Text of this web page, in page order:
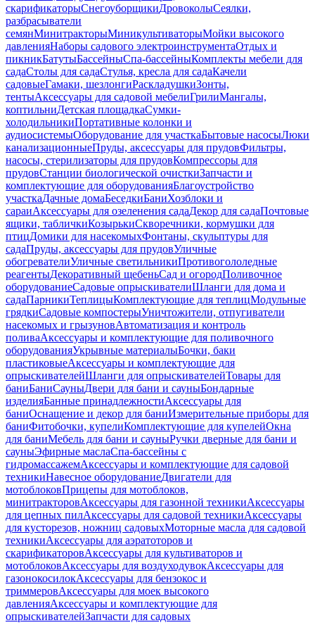
скарификаторыСнегоуборщикиДровоколыСеялки,
разбрасыватели
семянМинитракторыМиникультиваторыМойки высокого
давленияНаборы садового электроинструментаОтдых и
пикникБатутыБассейныСпа-бассейныКомплекты мебели для
садаСтолы для садаСтулья, кресла для садаКачели
садовыеГамаки, шезлонгиРаскладушкиЗонты,
тентыАксессуары для садовой мебелиГрилиМангалы,
коптильниДетская площадкаСумки-
холодильникиПортативные колонки и
аудиосистемыОборудование для участкаБытовые насосыЛюки
канализационныеПруды, аксессуары для прудовФильтры,
насосы, стерилизаторы для прудовКомпрессоры для
прудовСтанции биологической очисткиЗапчасти и
комплектующие для оборудованияБлагоустройство
участкаДачные домаБеседкиБаниХозблоки и
сараиАксессуары для озеленения садаДекор для садаПочтовые
ящики, табличкиКозырькиСкворечники, кормушки для
птицДомики для насекомыхФонтаны, скульптуры для
садаПруды, аксессуары для прудовУличные
обогревателиУличные светильникиПротивогололедные
реагентыДекоративный щебеньСад и огородПоливочное
оборудованиеСадовые опрыскивателиШланги для дома и
садаПарникиТеплицыКомплектующие для теплицМодульные
грядкиСадовые компостерыУничтожители, отпугиватели
насекомых и грызуновАвтоматизация и контроль
поливаАксессуары и комплектующие для поливочного
оборудованияУкрывные материалыБочки, баки
пластиковыеАксессуары и комплектующие для
опрыскивателейШланги для опрыскивателейТовары для
баниБаниСауныДвери для бани и сауныБондарные
изделияБанные принадлежностиАксессуары для
баниОснащение и декор для баниИзмерительные приборы для
баниФитобочки, купелиКомплектующие для купелейОкна
для баниМебель для бани и сауныРучки дверные для бани и
сауныЭфирные маслаСпа-бассейны с
гидромассажемАксессуары и комплектующие для садовой
техникиНавесное оборудованиеДвигатели для
мотоблоковПрицепы для мотоблоков,
минитракторовАксессуары для газонной техникиАксессуары
для цепных пилАксессуары для садовой техникиАксессуары
для кусторезов, ножниц садовыхМоторные масла для садовой
техникиАксессуары для аэратоторов и
скарификаторовАксессуары для культиваторов и
мотоблоковАксессуары для воздуходувокАксессуары для
газонокосилокАксессуары для бензокос и
триммеровАксессуары для моек высокого
давленияАксессуары и комплектующие для
опрыскивателейЗапчасти для садовых